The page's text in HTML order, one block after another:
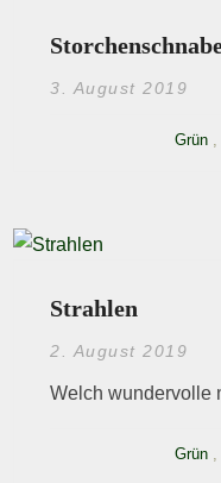
3. August 2019
Grün ,
Strahlen
2. August 2019
Welch wundervolle
Grün ,